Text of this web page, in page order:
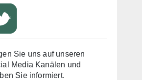
Sie uns auf unseren
Media Kanälen und
Sie informiert.